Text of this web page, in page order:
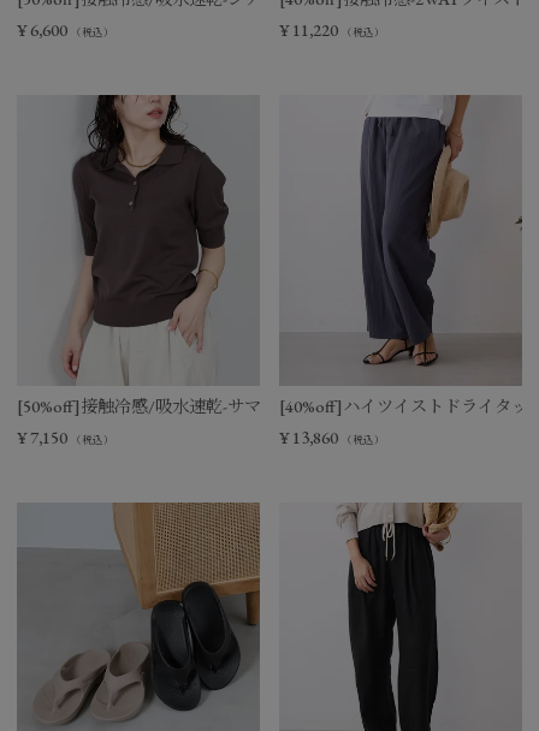
¥ 6,600 （税込）
¥ 11,220 （税込）
[50%off]接触冷感/吸水速乾-サマーポロニット
¥ 7,150 （税込）
[40%off]ハイツイストドライタッ
¥ 13,860 （税込）